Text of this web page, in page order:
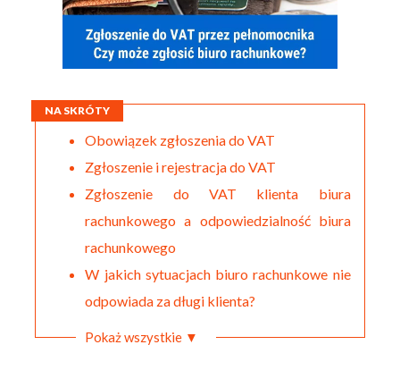
NA SKRÓTY
Obowiązek zgłoszenia do VAT
Zgłoszenie i rejestracja do VAT
Zgłoszenie do VAT klienta biura
rachunkowego a odpowiedzialność biura
rachunkowego
W jakich sytuacjach biuro rachunkowe nie
odpowiada za długi klienta?
Pokaż wszystkie ▼